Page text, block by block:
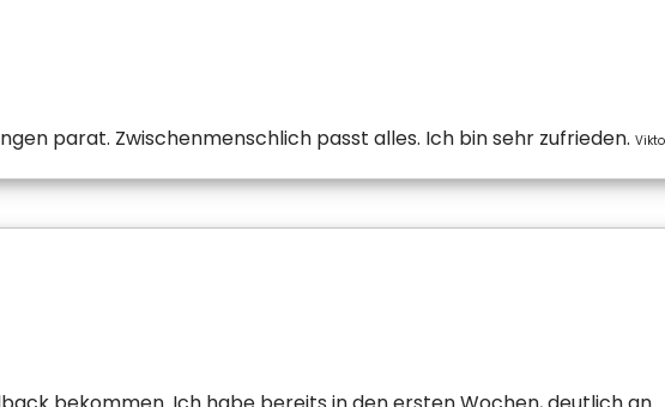
parat. Zwischenmenschlich passt alles. Ich bin sehr zufrieden.